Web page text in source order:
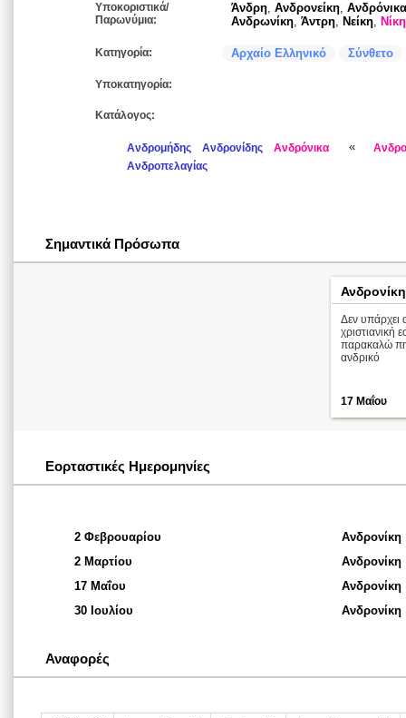
Υποκοριστικά/
Παρωνύμια:
Άνδρη, Ανδρονείκη, Ανδρόνικα
Ανδρωνίκη, Άντρη, Νείκη, Νίκη
Κατηγορία: Αρχαίο Ελληνικό Σύνθετο
Υποκατηγορία:
Κατάλογος:
Ανδρομήδης Ανδρονίδης Ανδρόνικα «
Ανδροπελαγίας
Σημαντικά Πρόσωπα
Ανδρονίκη
Δεν υπάρχει
χριστιανική
παρακαλώ
ανδρικό
17 Μαΐου
Εορταστικές Ημερομηνίες
2 Φεβρουαρίου
Ανδρονίκη
2 Μαρτίου
Ανδρονίκη
17 Μαΐου
Ανδρονίκη
30 Ιουλίου
Ανδρονίκη
Αναφορές